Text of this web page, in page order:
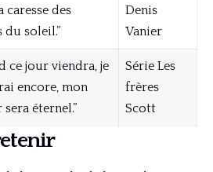
caresse des
du soleil.”
Denis
Vanier
ce jour viendra, je
encore, mon
éternel.”
Série Les
frères
Scott